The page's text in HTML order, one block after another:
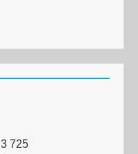
3 725